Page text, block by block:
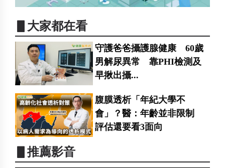
▋大家都在看
守護爸爸攝護腺健康 60歲
男解尿異常 靠PHI檢測及
早揪出攝...
腹膜透析「年紀大學不
會」？醫：年齡並非限制
評估還要看3面向
▋推薦影音